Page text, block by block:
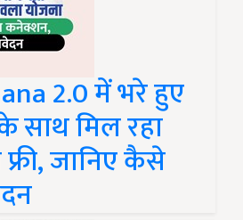
2.0 में भरे हुए
साथ मिल रहा
जानिए कैसे